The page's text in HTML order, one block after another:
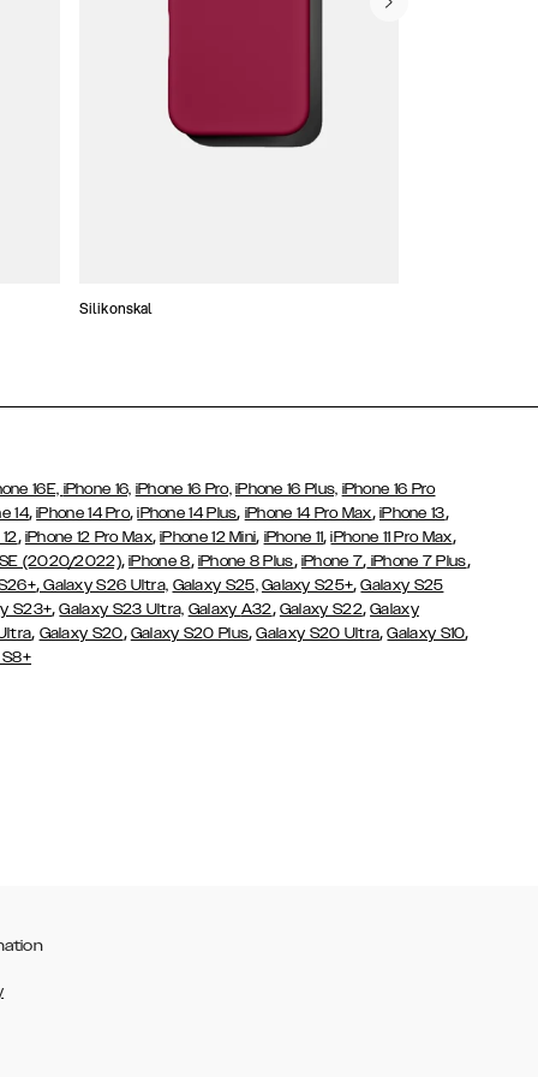
Silikonskal
16E, iPhone 16, iPhone 16 Pro, iPhone 16 Plus, iPhone 16 Pro
14,iPhone 14 Pro,iPhone 14 Plus, iPhone 14 Pro Max, iPhone 13,
, iPhone 12 Pro Max,iPhone 12 Mini, iPhone 11,iPhone 11 Pro Max,
SE (2020/2022),iPhone 8, iPhone 8 Plus, iPhone 7, iPhone 7 Plus,
,Galaxy S26 Ultra, Galaxy S25, Galaxy S25+,Galaxy S25
S23+,Galaxy S23 Ultra, Galaxy A32, Galaxy S22,Galaxy
, Galaxy S20, Galaxy S20 Plus,Galaxy S20 Ultra,Galaxy S10,